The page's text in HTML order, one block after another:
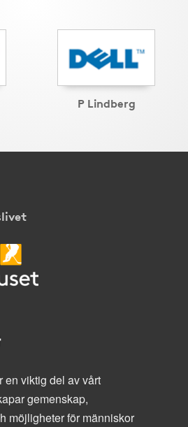
P Lindberg
en viktig del av vårt
gemenskap,
möjligheter för människor